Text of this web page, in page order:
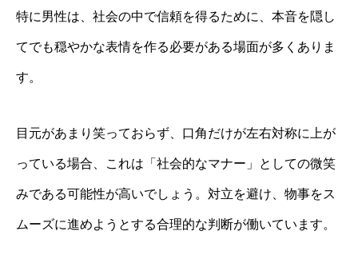
特に男性は、社会の中で信頼を得るために、本音を隠し
てでも穏やかな表情を作る必要がある場面が多くありま
す。
目元があまり笑っておらず、口角だけが左右対称に上が
っている場合、これは「社会的なマナー」としての微笑
みである可能性が高いでしょう。対立を避け、物事をス
ムーズに進めようとする合理的な判断が働いています。